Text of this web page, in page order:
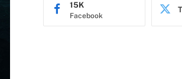
Facebook
15K